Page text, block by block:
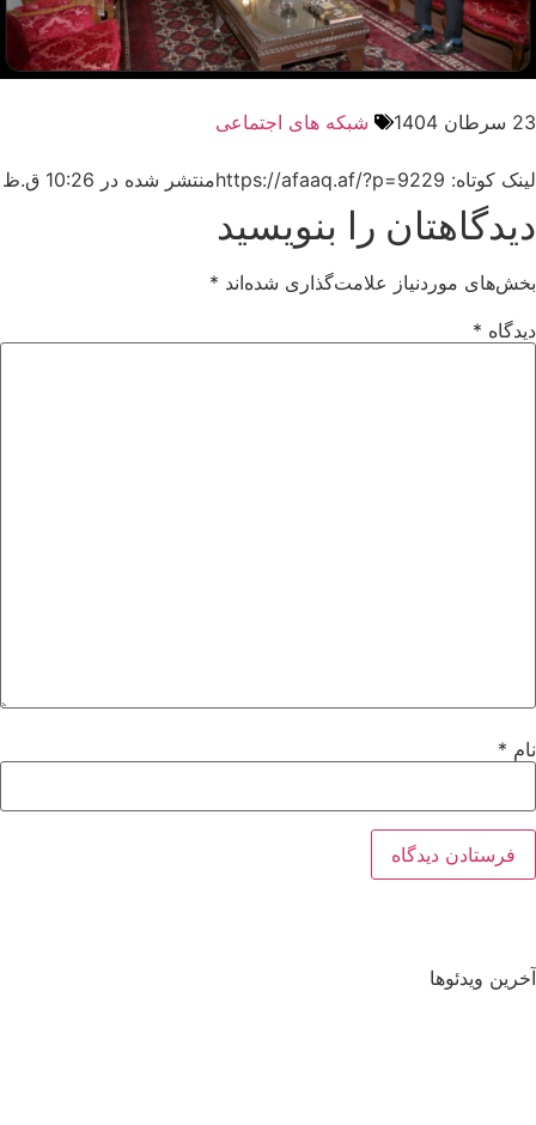
23 سرطان 1404 شبکه های اجتماعی
لینک کوتاه: https://afaaq.af/?p=9229 منتشر شده در 10:26 ق.ظ
دیدگاهتان را بنویسید
بخش‌های موردنیاز علامت‌گذاری شده‌اند *
دیدگاه *
نام *
آخرین ویدئوها